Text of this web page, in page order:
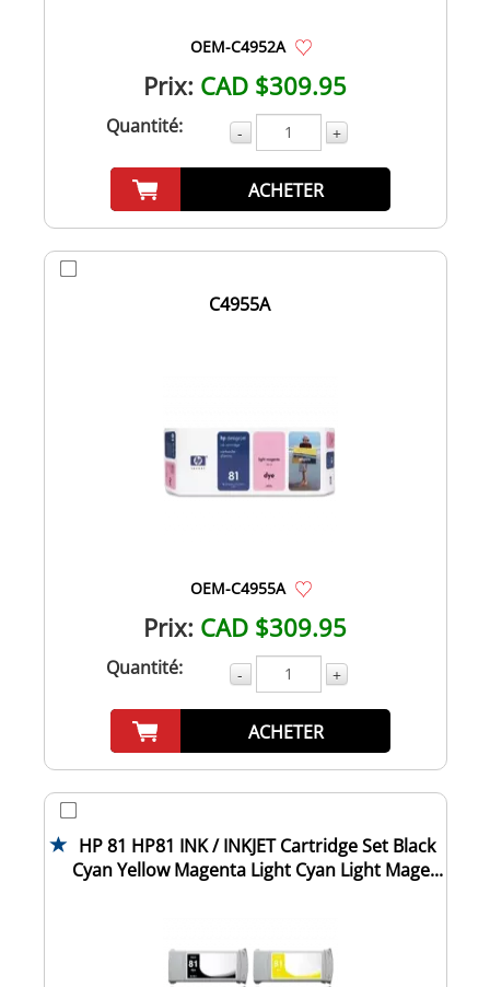
OEM-C4952A
Prix: CAD $309.95
Quantité: - +
ACHETER
C4955A
OEM-C4955A
Prix: CAD $309.95
Quantité: - +
ACHETER
HP 81 HP81 INK / INKJET Cartridge Set Black
Cyan Yellow Magenta Light Cyan Light Mage...